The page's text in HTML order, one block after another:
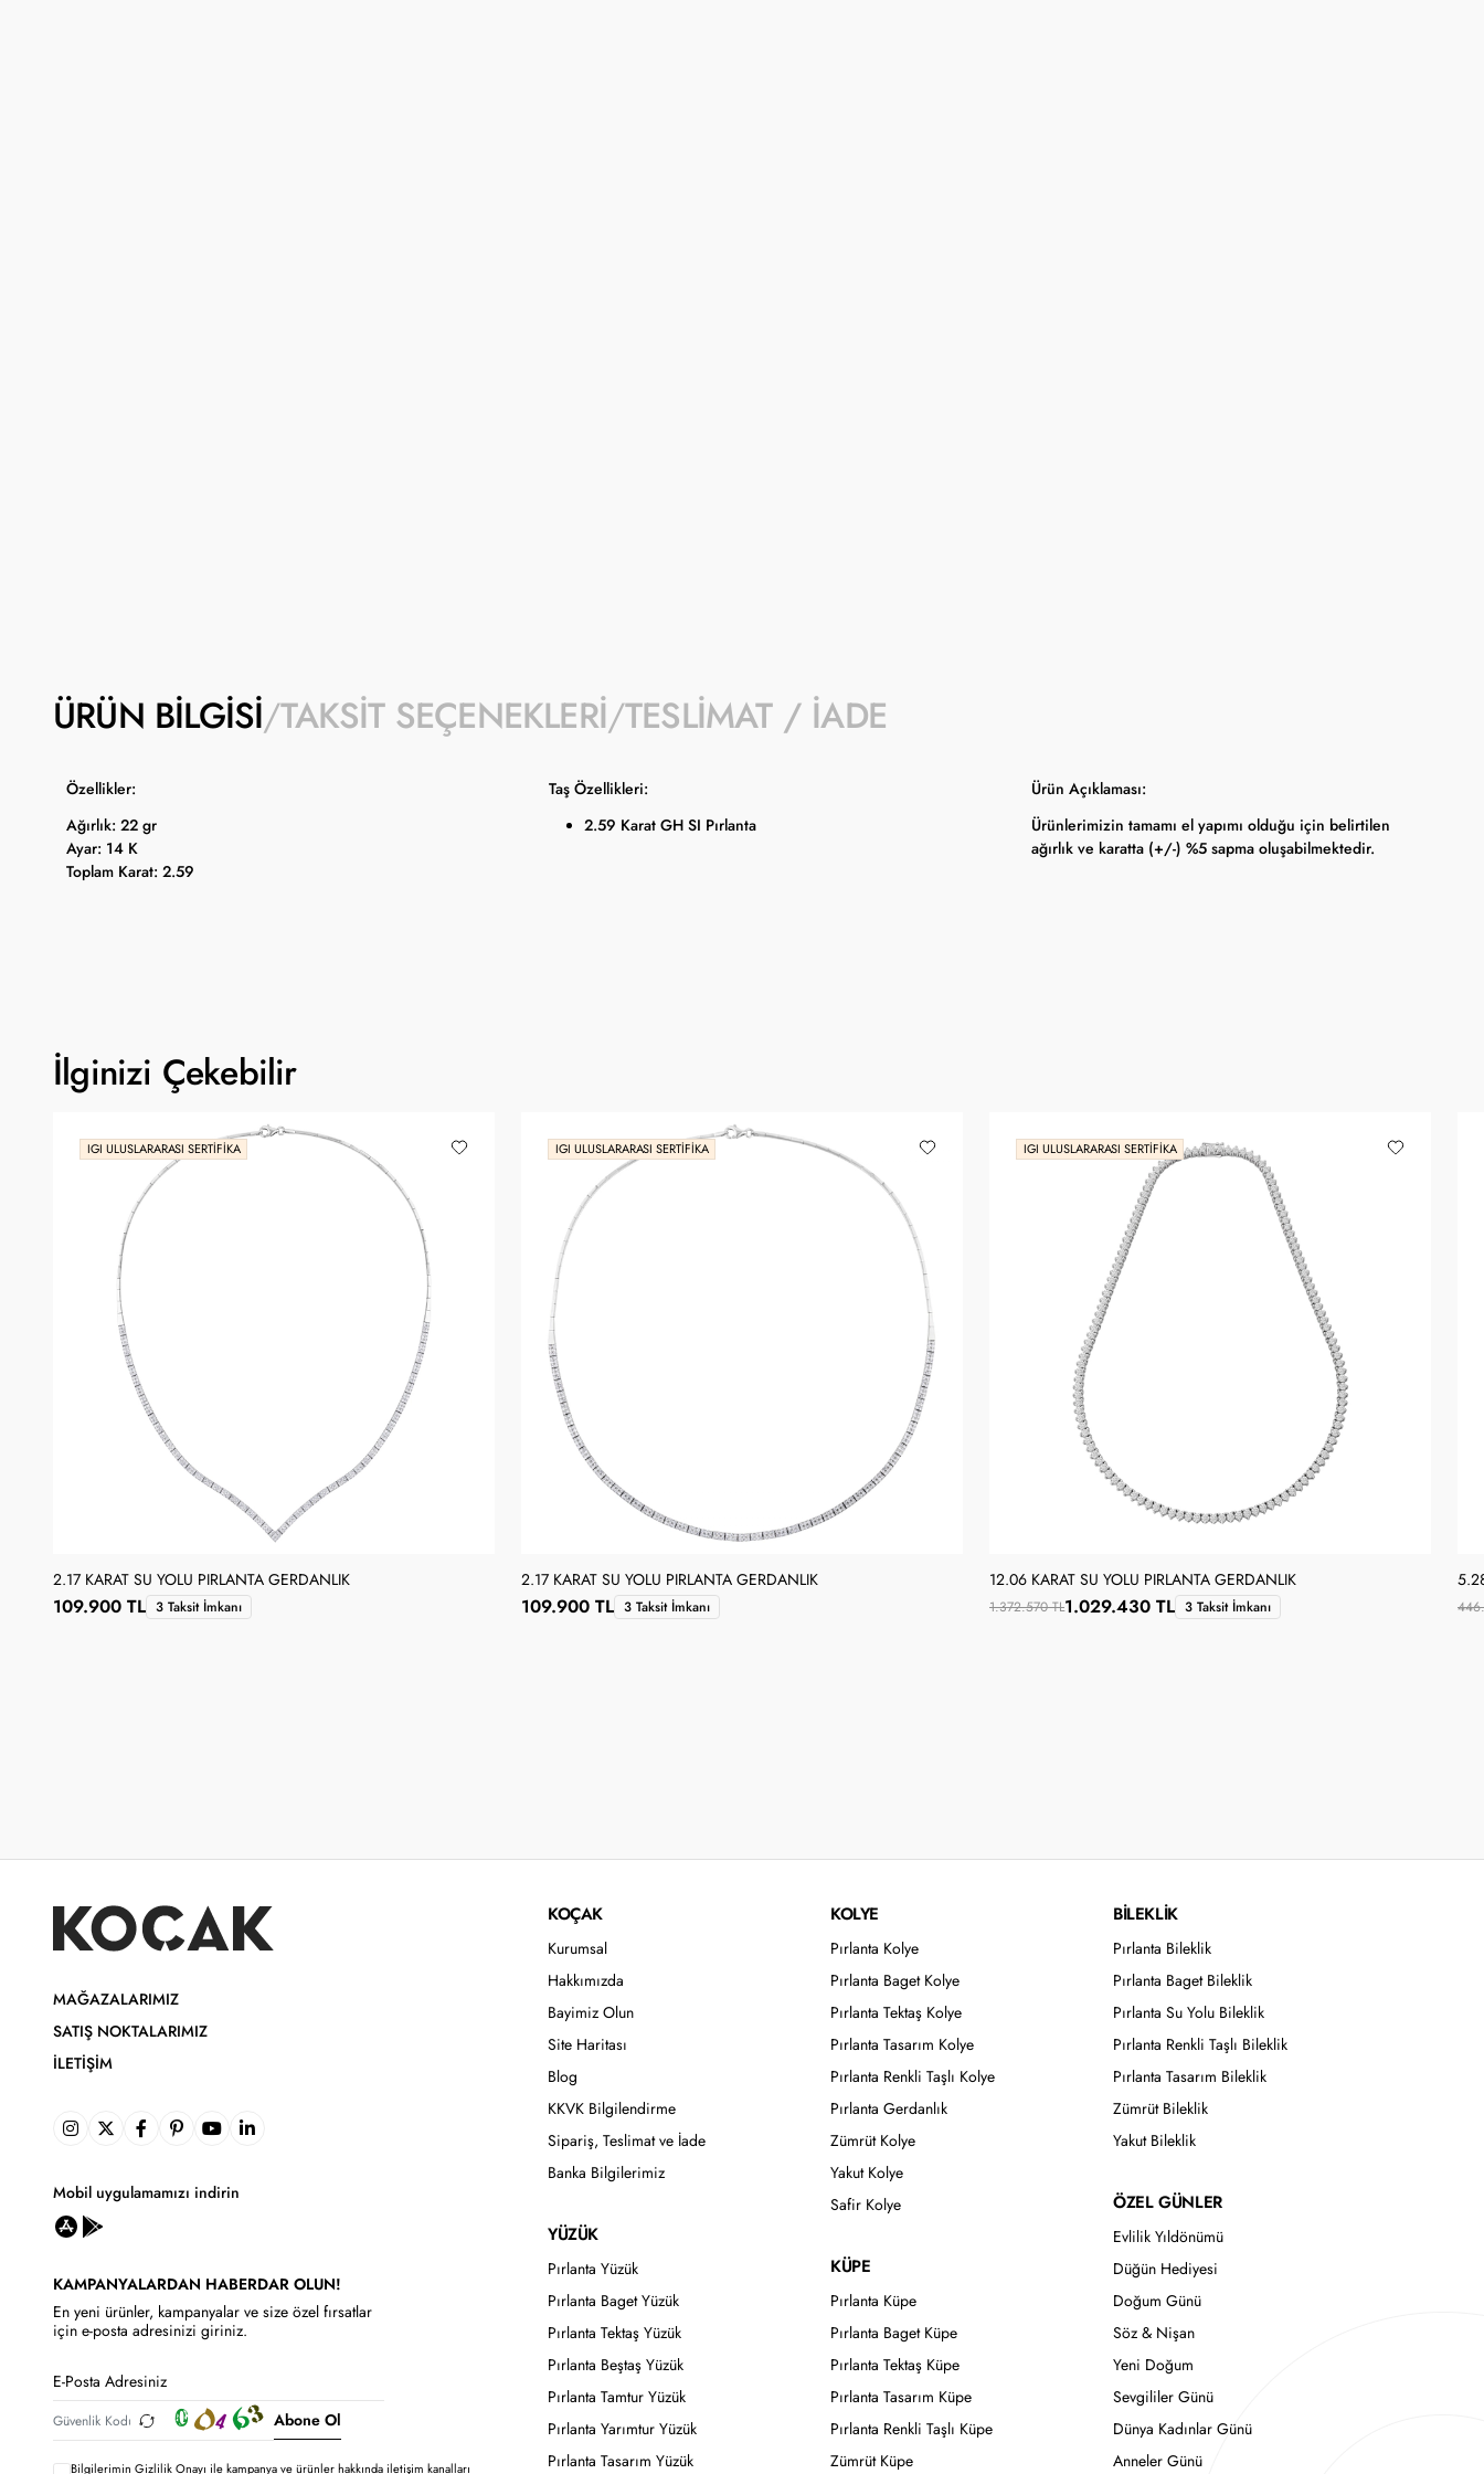
ÜRÜN BILGISI TAKSIT SEÇENEKLERI TESLIMAT / İADE
Özellikler: Taş Özellikleri:
Ürün Açıklaması:
Ağırlık: 22 gr
Ayar: 14 K
Toplam Karat: 2.59
2.59 Karat GH SI Pırlanta
Ürünlerimizin tamamı el yapımı olduğu için belirtilen
ağırlık ve karatta (+/-) %5 sapma oluşabilmektedir.
İlginizi Çekebilir
IGI ULUSLARARASI SERTIFIKA
2.17 KARAT SU YOLU PIRLANTA GERDANLIK
109.900 TL 3 Taksit İmkanı
IGI ULUSLARARASI SERTIFIKA
2.17 KARAT SU YOLU PIRLANTA GERDANLIK
109.900 TL 3 Taksit İmkanı
IGI ULUSLARARASI SERTIFIKA
12.06 KARAT SU YOLU PIRLANTA GERDANLIK
1.372.570 TL1.029.430 TL 3 Taksit İmkanı
MAĞAZALARIMIZ
SATIŞ NOKTALARIMIZ
İLETIŞIM
Mobil uygulamamızı indirin
KAMPANYALARDAN HABERDAR OLUN!
En yeni ürünler, kampanyalar ve size özel fırsatlar
için e-posta adresinizi giriniz.
Abone Ol
Bilgilerimin Gizlilik Onayı ile kampanya ve ürünler hakkında iletişim kanalları
KOÇAK
Kurumsal
Hakkımızda
Bayimiz Olun
Site Haritası
Blog
KKVK Bilgilendirme
Sipariş, Teslimat ve İade
Banka Bilgilerimiz
YÜZÜK
Pırlanta Yüzük
Pırlanta Baget Yüzük
Pırlanta Tektaş Yüzük
Pırlanta Beştaş Yüzük
Pırlanta Tamtur Yüzük
Pırlanta Yarımtur Yüzük
Pırlanta Tasarım Yüzük
KOLYE
Pırlanta Kolye
Pırlanta Baget Kolye
Pırlanta Tektaş Kolye
Pırlanta Tasarım Kolye
Pırlanta Renkli Taşlı Kolye
Pırlanta Gerdanlık
Zümrüt Kolye
Yakut Kolye
Safir Kolye
KÜPE
Pırlanta Küpe
Pırlanta Baget Küpe
Pırlanta Tektaş Küpe
Pırlanta Tasarım Küpe
Pırlanta Renkli Taşlı Küpe
Zümrüt Küpe
BİLEKLİK
Pırlanta Bileklik
Pırlanta Baget Bileklik
Pırlanta Su Yolu Bileklik
Pırlanta Renkli Taşlı Bileklik
Pırlanta Tasarım Bileklik
Zümrüt Bileklik
Yakut Bileklik
ÖZEL GÜNLER
Evlilik Yıldönümü
Düğün Hediyesi
Doğum Günü
Söz & Nişan
Yeni Doğum
Sevgililer Günü
Dünya Kadınlar Günü
Anneler Günü